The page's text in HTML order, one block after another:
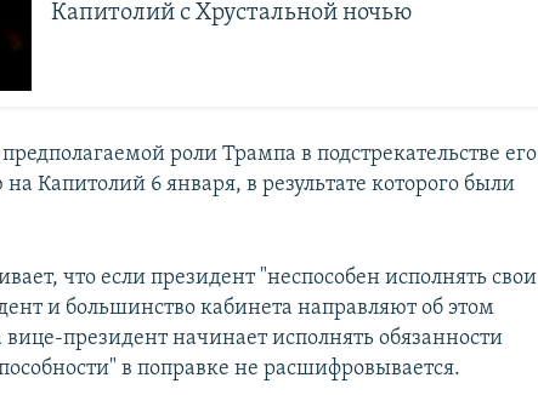
Капитолий с Хрустальной ночью
роли Трампа в подстрекательстве его
Капитолий 6 января, в результате которого были
что если президент "неспособен исполнять свои
и большинство кабинета направляют об этом
президент начинает исполнять обязанности
в поправке не расшифровывается.